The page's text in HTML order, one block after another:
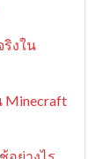
ริงใน
Minecraft
อย่างไร